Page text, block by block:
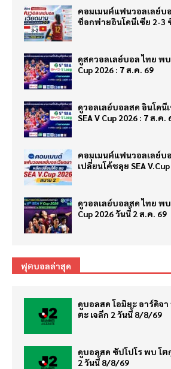
คอมเมนต์แฟนวอลเลย์บ
ช็อกพ่ายอินโดนีเซีย 2-3
ดูสดวอลเลย์บอล ไทย พ
Cup 2026 : 7 ส.ค. 69
ดูวอลเลย์บอลสด อินโดนี
SEA V Cup 2026 : 7 ส.ค.
คอมเมนต์แฟนวอลเลย์บ
เปลี่ยนโค้ชลุย SEA
ดูวอลเลย์บอลสด ไทย พบ
Cup 2026 วันนี้ 2 ส.ค. 69
ฟุตบอลล่าสุด
ดูบอลสด โอมิยะ อาร์ดิจ
ตะ เจลีก 2 วันนี้ 8/8/69
ดูบอลสด ซัปโปโร พบ โต
2 วันนี้ 8/8/69